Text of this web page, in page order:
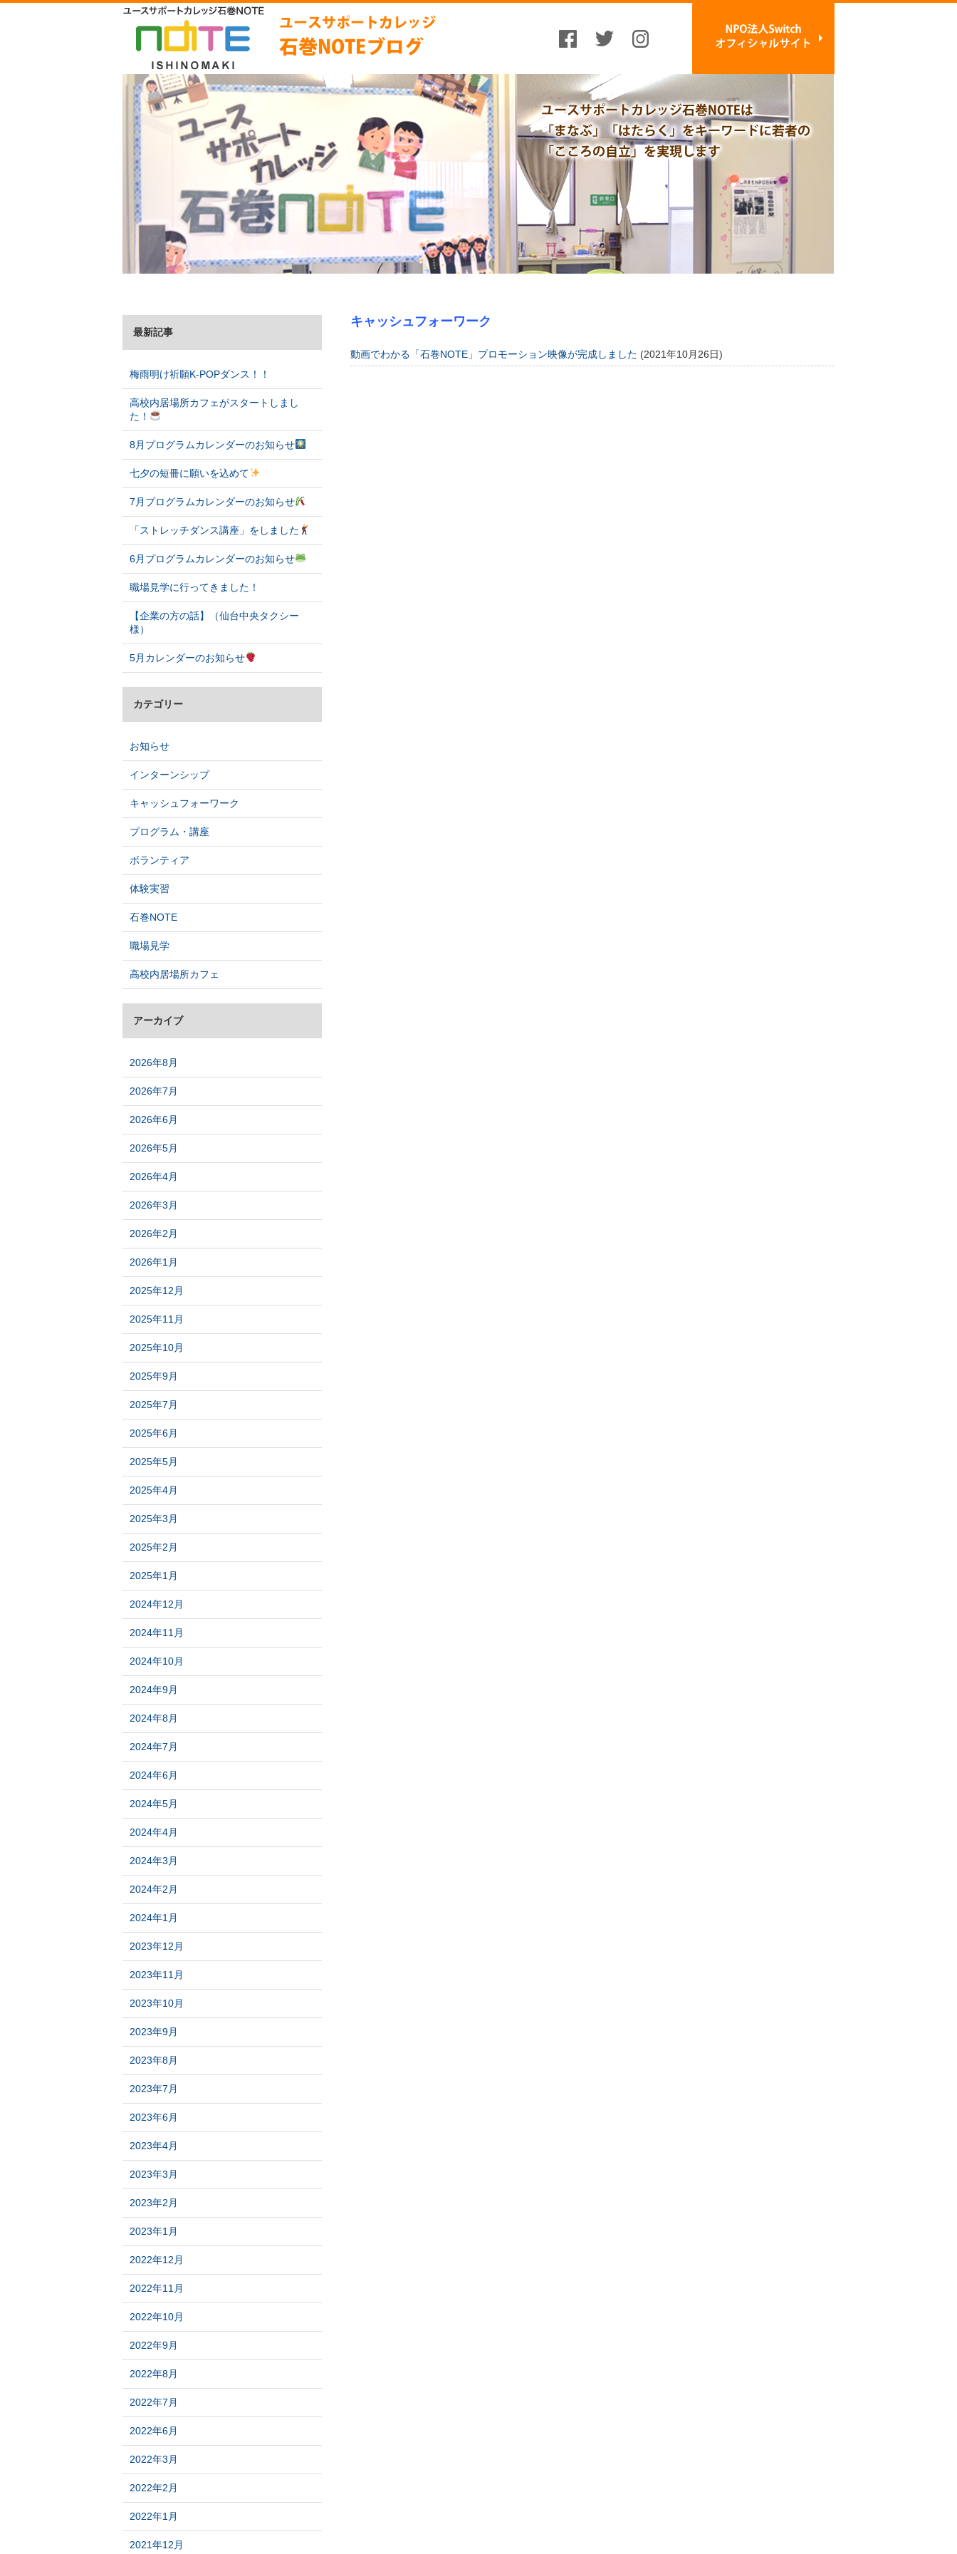
キャッシュフォーワーク
動画でわかる「石巻NOTE」プロモーション映像が完成しました (2021年10月26日)
最新記事
梅雨明け祈願K-POPダンス！！
高校内居場所カフェがスタートしまし
た！
8月プログラムカレンダーのお知らせ
七夕の短冊に願いを込めて
7月プログラムカレンダーのお知らせ
「ストレッチダンス講座」をしました
6月プログラムカレンダーのお知らせ
職場見学に行ってきました！
【企業の方の話】（仙台中央タクシー
様）
5月カレンダーのお知らせ
カテゴリー
お知らせ
インターンシップ
キャッシュフォーワーク
プログラム・講座
ボランティア
体験実習
石巻NOTE
職場見学
高校内居場所カフェ
アーカイブ
2026年8月
2026年7月
2026年6月
2026年5月
2026年4月
2026年3月
2026年2月
2026年1月
2025年12月
2025年11月
2025年10月
2025年9月
2025年7月
2025年6月
2025年5月
2025年4月
2025年3月
2025年2月
2025年1月
2024年12月
2024年11月
2024年10月
2024年9月
2024年8月
2024年7月
2024年6月
2024年5月
2024年4月
2024年3月
2024年2月
2024年1月
2023年12月
2023年11月
2023年10月
2023年9月
2023年8月
2023年7月
2023年6月
2023年4月
2023年3月
2023年2月
2023年1月
2022年12月
2022年11月
2022年10月
2022年9月
2022年8月
2022年7月
2022年6月
2022年3月
2022年2月
2022年1月
2021年12月